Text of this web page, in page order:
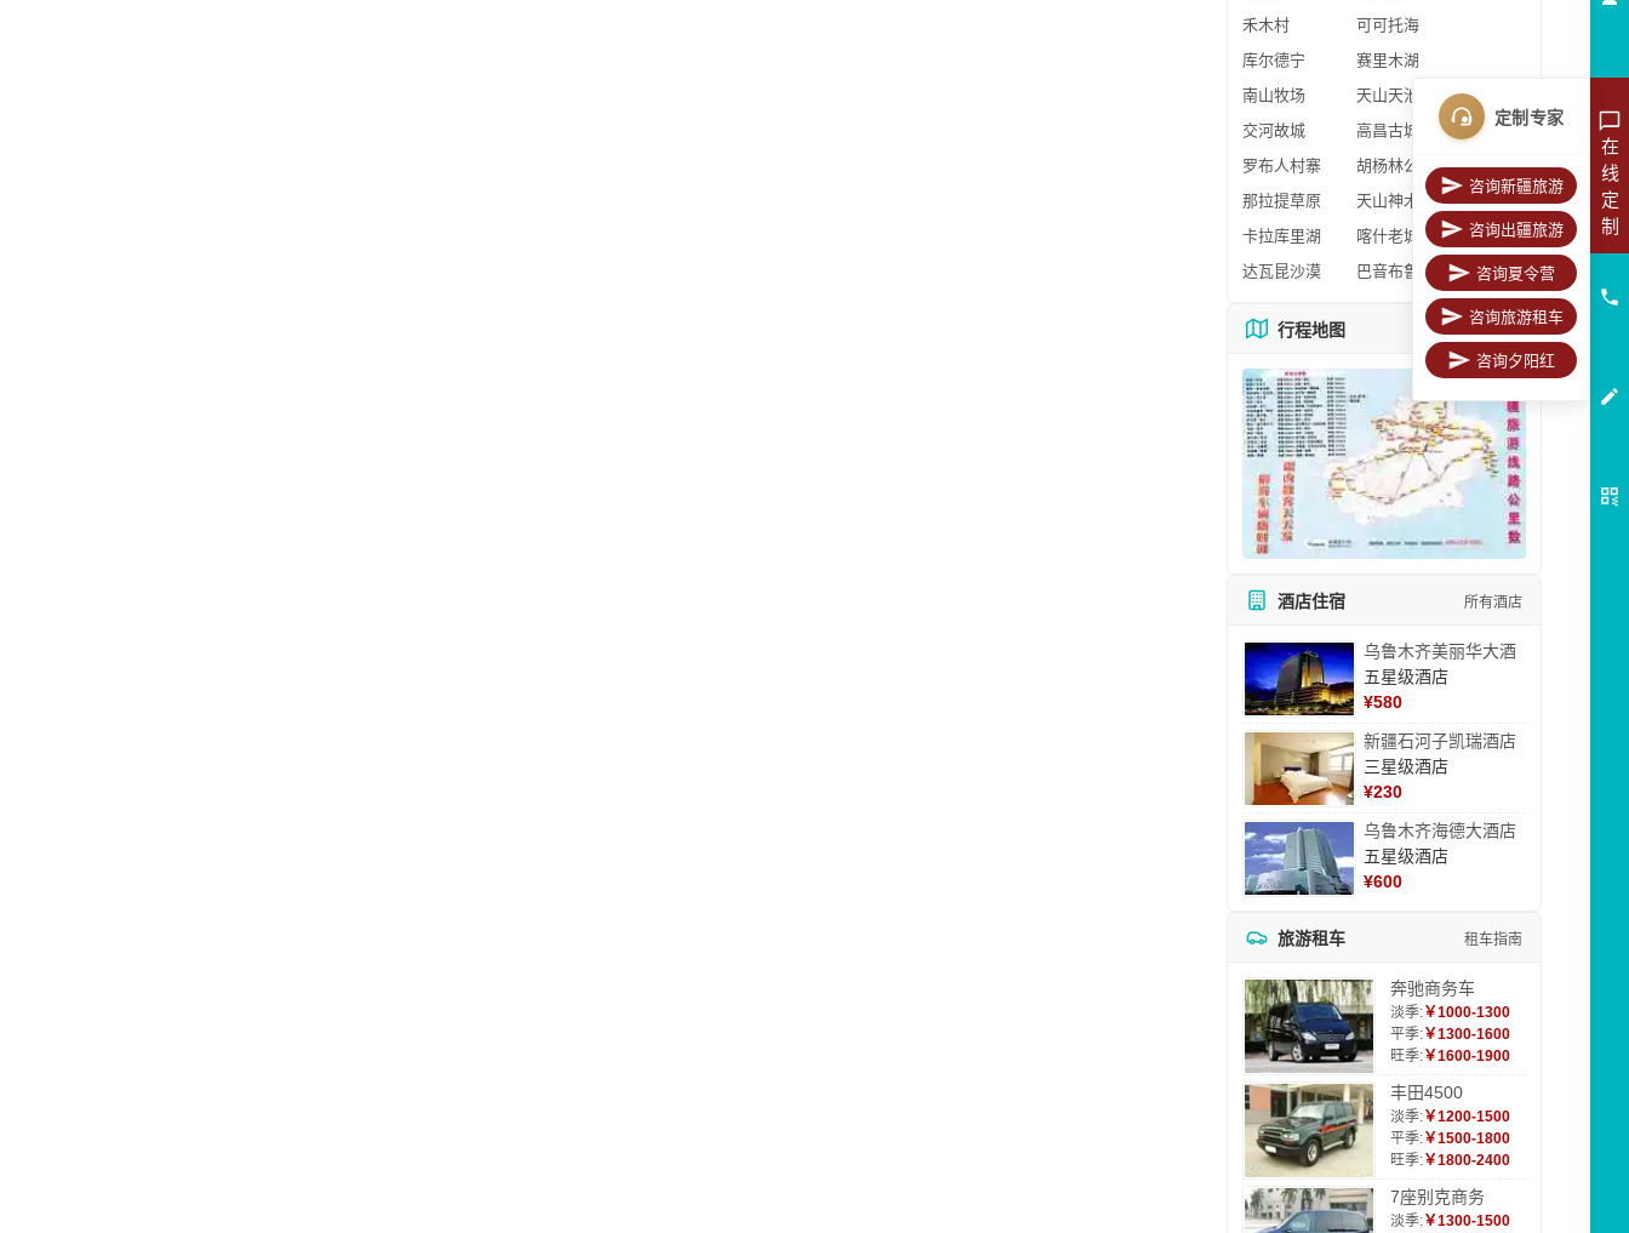
禾木村
可可托海
库尔德宁
赛里木湖
南山牧场
天山天池
交河故城
高昌古城
罗布人村寨
胡杨林公园
那拉提草原
天山神木园
卡拉库里湖
喀什老城区
达瓦昆沙漠
巴音布鲁克
行程地图 更多地图
酒店住宿 所有酒店
乌鲁木齐美丽华大酒
五星级酒店
¥580
新疆石河子凯瑞酒店
三星级酒店
¥230
乌鲁木齐海德大酒店
五星级酒店
¥600
旅游租车 租车指南
奔驰商务车
淡季:￥1000-1300
平季:￥1300-1600
旺季:￥1600-1900
丰田4500
淡季:￥1200-1500
平季:￥1500-1800
旺季:￥1800-2400
7座别克商务
淡季:￥1300-1500
在
线
定
制
定制专家
咨询新疆旅游
咨询出疆旅游
咨询夏令营
咨询旅游租车
咨询夕阳红